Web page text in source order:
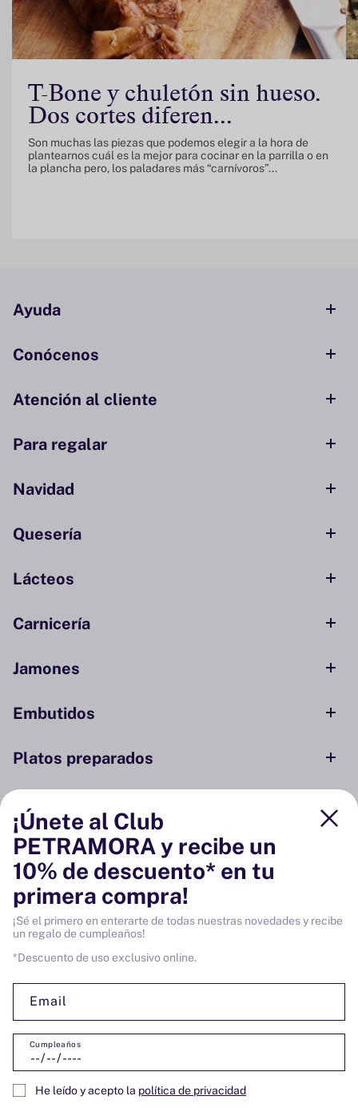
T-Bone y chuletón sin hueso.
Dos cortes diferen...
Son muchas las piezas que podemos elegir a la hora de
plantearnos cuál es la mejor para cocinar en la parrilla o en
la plancha pero, los paladares más “carnívoros”...
Ayuda
Conócenos
Atención al cliente
Para regalar
Navidad
Quesería
Lácteos
Carnicería
Jamones
Embutidos
Platos preparados
Conservas y ahumados
Despensa
Bodega
Vinos
¡Únete al Club
PETRAMORA y recibe un
10% de descuento* en tu
primera compra!
¡Sé el primero en enterarte de todas nuestras novedades y recibe
un regalo de cumpleaños!
*Descuento de uso exclusivo online.
Email
Cumpleaños
He leído y acepto la política de privacidad